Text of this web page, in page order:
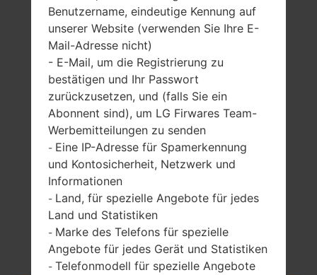
168.1 gramm (5.93
entfernbar Li-Ion
3200 mAh
Unknown
Benutzername, eindeutige Kennung auf
unserer Website (verwenden Sie Ihre E-
Mail-Adresse nicht)
- E-Mail, um die Registrierung zu
bestätigen und Ihr Passwort
zurückzusetzen, und (falls Sie ein
Abonnent sind), um LG Firwares Team-
Werbemitteilungen zu senden
- Eine IP-Adresse für Spamerkennung
und Kontosicherheit, Netzwerk und
Informationen
- Land, für spezielle Angebote für jedes
Land und Statistiken
- Marke des Telefons für spezielle
Angebote für jedes Gerät und Statistiken
- Telefonmodell für spezielle Angebote